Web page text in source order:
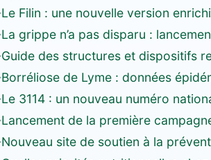
Le Filin : une nouvelle version
La grippe n’a pas disparu :
Guide des structures et dispositifs
Borréliose de Lyme : données
Le 3114 : un nouveau numéro
Lancement de la première
Nouveau site de soutien à la